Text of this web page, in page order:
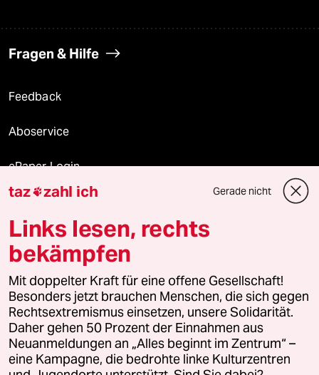
Fragen & Hilfe
Feedback
Aboservice
ePaper Login
Downloads für Abonnierende
© 2026 taz Verlags und Vertriebs GmbH
Alle Rechte vorbehalten. Bei rechtlichen Fragen oder für Genehmigungen
wenden Sie sich bitte an
lizenzen@taz.de
Feedback Redaktionsstatut Kommune-Richtlinien
Leitlinie Informant Datenschutz Impressum AGB
taz zahl ich Gerade nicht
Links lesen, rechts
bekämpfen
Mit doppelter Kraft für eine offene Gesellschaft!
Besonders jetzt brauchen Menschen, die sich gegen
Rechtsextremismus einsetzen, unsere Solidarität.
Daher gehen 50 Prozent der Einnahmen aus
Neuanmeldungen an „Alles beginnt im Zentrum“ –
eine Kampagne, die bedrohte linke Kulturzentren